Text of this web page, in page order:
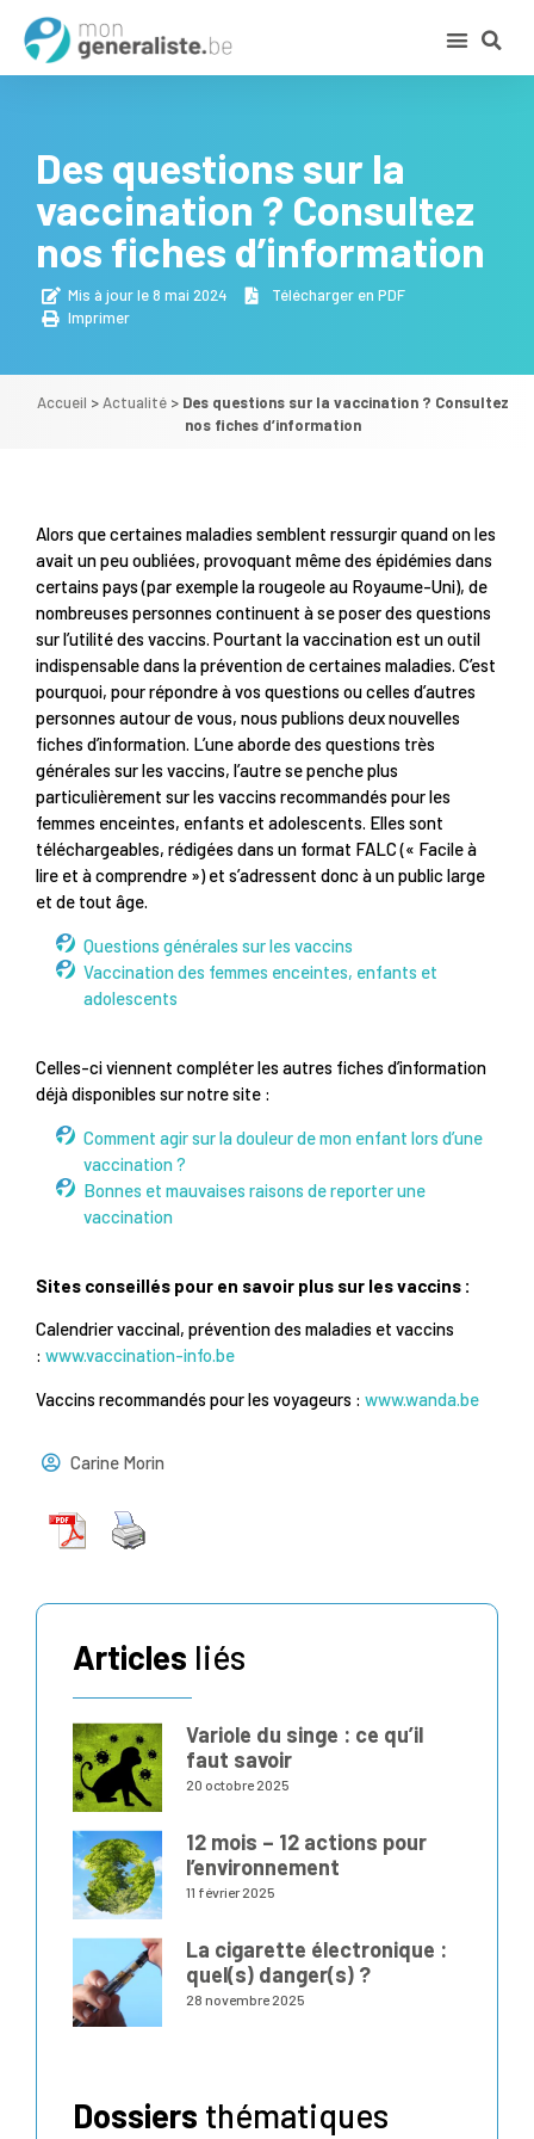
Des questions sur la
vaccination ? Consultez
nos fiches d’information
Mis à jour le 8 mai 2024
Télécharger en PDF
Imprimer
Accueil >Actualité > Des questions sur la vaccination ? Consultez
nos fiches d’information
Alors que certaines maladies semblent ressurgir quand on les
avait un peu oubliées, provoquant même des épidémies dans
certains pays (par exemple la rougeole au Royaume-Uni), de
nombreuses personnes continuent à se poser des questions
sur l’utilité des vaccins. Pourtant la vaccination est un outil
indispensable dans la prévention de certaines maladies. C’est
pourquoi, pour répondre à vos questions ou celles d’autres
personnes autour de vous, nous publions deux nouvelles
fiches d’information. L’une aborde des questions très
générales sur les vaccins, l’autre se penche plus
particulièrement sur les vaccins recommandés pour les
femmes enceintes, enfants et adolescents. Elles sont
téléchargeables, rédigées dans un format FALC (« Facile à
lire et à comprendre ») et s’adressent donc à un public large
et de tout âge.
Questions générales sur les vaccins
Vaccination des femmes enceintes, enfants et
adolescents
Celles-ci viennent compléter les autres fiches d’information
déjà disponibles sur notre site :
Comment agir sur la douleur de mon enfant lors d’une
vaccination ?
Bonnes et mauvaises raisons de reporter une
vaccination
Sites conseillés pour en savoir plus sur les vaccins :
Calendrier vaccinal, prévention des maladies et vaccins
: www.vaccination-info.be
Vaccins recommandés pour les voyageurs : www.wanda.be
Carine Morin
Articles liés
Variole du singe : ce qu’il
faut savoir
20 octobre 2025
12 mois – 12 actions pour
l’environnement
11 février 2025
La cigarette électronique :
quel(s) danger(s) ?
28 novembre 2025
Dossiers thématiques